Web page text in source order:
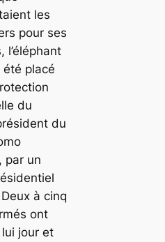
les
pour ses
l’éléphant
été placé
du
du
par un
à cinq
ont
jour et